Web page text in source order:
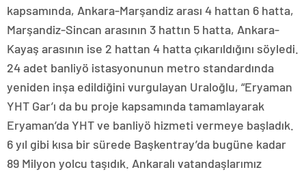
kapsamında, Ankara-Marşandiz arası 4 hattan 6 hatta,
Marşandiz-Sincan arasının 3 hattın 5 hatta, Ankara-
Kayaş arasının ise 2 hattan 4 hatta çıkarıldığını söyledi.
24 adet banliyö istasyonunun metro standardında
yeniden inşa edildiğini vurgulayan Uraloğlu, “Eryaman
YHT Gar’ı da bu proje kapsamında tamamlayarak
Eryaman’da YHT ve banliyö hizmeti vermeye başladık.
6 yıl gibi kısa bir sürede Başkentray’da bugüne kadar
89 Milyon yolcu taşıdık. Ankaralı vatandaşlarımız